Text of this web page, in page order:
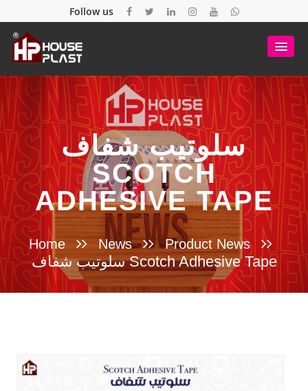
Follow us
سلوتيب شفاف
SCOTCH
ADHESIVE TAPE
Home News Product News
سلوتيب شفاف Scotch Adhesive Tape